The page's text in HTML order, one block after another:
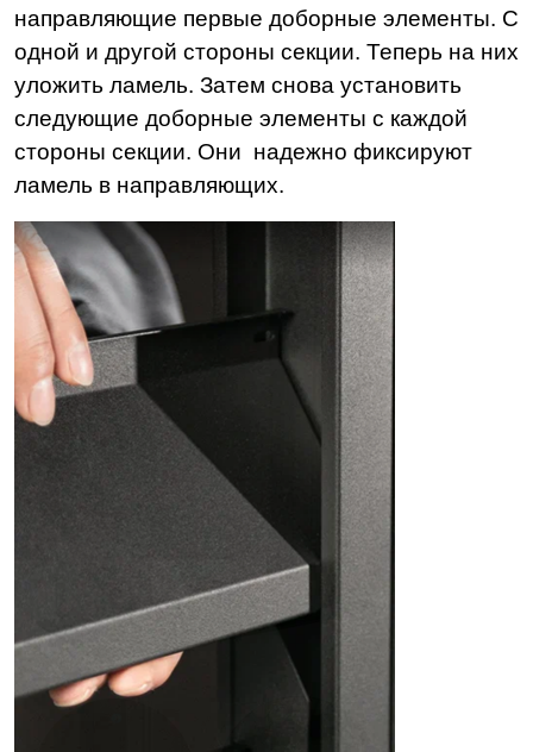
направляющие первые доборные элементы. С
одной и другой стороны секции. Теперь на них
уложить ламель. Затем снова установить
следующие доборные элементы с каждой
стороны секции. Они надежно фиксируют
ламель в направляющих.